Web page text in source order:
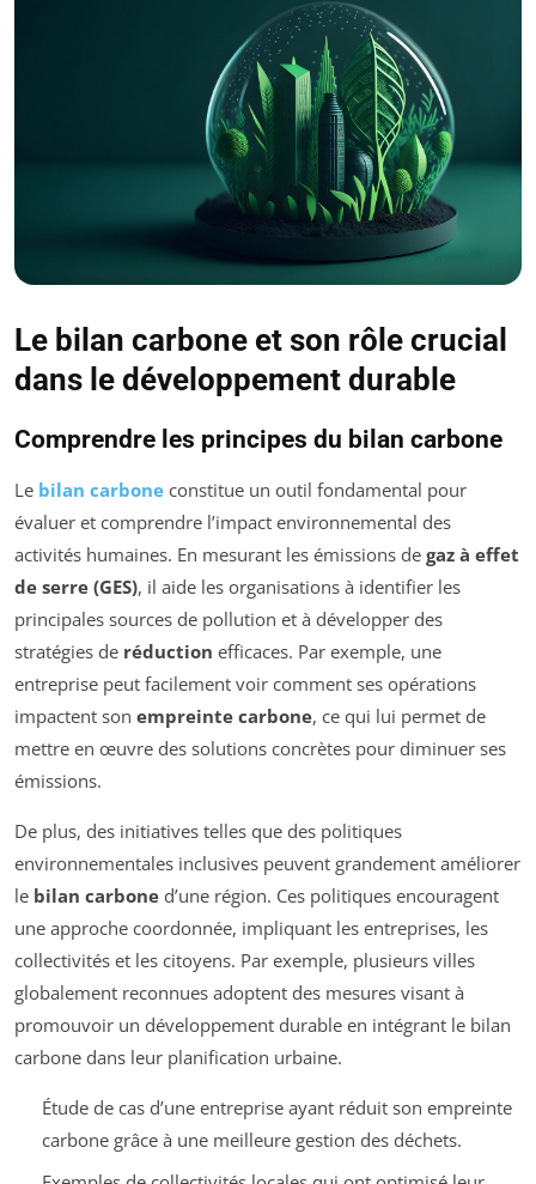
Le bilan carbone et son rôle crucial
dans le développement durable
Comprendre les principes du bilan carbone
Le bilan carbone constitue un outil fondamental pour
évaluer et comprendre l’impact environnemental des
activités humaines. En mesurant les émissions de gaz à effet
de serre (GES), il aide les organisations à identifier les
principales sources de pollution et à développer des
stratégies de réduction efficaces. Par exemple, une
entreprise peut facilement voir comment ses opérations
impactent son empreinte carbone, ce qui lui permet de
mettre en œuvre des solutions concrètes pour diminuer ses
émissions.
De plus, des initiatives telles que des politiques
environnementales inclusives peuvent grandement améliorer
le bilan carbone d’une région. Ces politiques encouragent
une approche coordonnée, impliquant les entreprises, les
collectivités et les citoyens. Par exemple, plusieurs villes
globalement reconnues adoptent des mesures visant à
promouvoir un développement durable en intégrant le bilan
carbone dans leur planification urbaine.
Étude de cas d’une entreprise ayant réduit son empreinte
carbone grâce à une meilleure gestion des déchets.